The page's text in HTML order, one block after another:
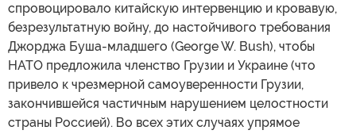
спровоцировало китайскую интервенцию и кровавую,
безрезультатную войну, до настойчивого требования
Джорджа Буша-младшего (George W. Bush), чтобы
НАТО предложила членство Грузии и Украине (что
привело к чрезмерной самоуверенности Грузии,
закончившейся частичным нарушением целостности
страны Россией). Во всех этих случаях упрямое